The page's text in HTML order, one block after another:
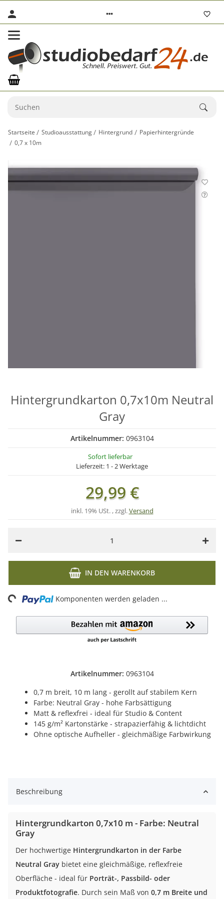
Startseite Studioausstattung Hintergrund
Papierhintergründe
0,7 x 10m
Artikelnummer: 0963104
0,7 m breit, 10 m lang - gerollt auf stabilem Kern
Farbe: Neutral Gray - hohe Farbsättigung
Matt & reflexfrei - ideal für Studio & Content
145 g/m² Kartonstärke - strapazierfähig & lichtdicht
Ohne optische Aufheller - gleichmäßige Farbwirkung
Hintergrundkarton 0,7x10m Neutral
Gray
Artikelnummer: 0963104
Sofort lieferbar
Lieferzeit: 1 - 2 Werktage
29,99 €
inkl. 19% USt. , zzgl.Versand
IN DEN WARENKORB
Loading... Komponenten werden geladen ...
Beschreibung
Hintergrundkarton 0,7x10 m - Farbe: Neutral
Gray
Der hochwertige Hintergrundkarton in der Farbe
Neutral Gray bietet eine gleichmäßige, reflexfreie
Oberfläche - ideal für Porträt-, Passbild- oder
Produktfotografie. Durch sein Maß von 0,7 m Breite und